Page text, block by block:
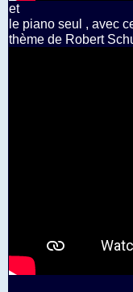
et
le piano seul , avec
thème de Robert